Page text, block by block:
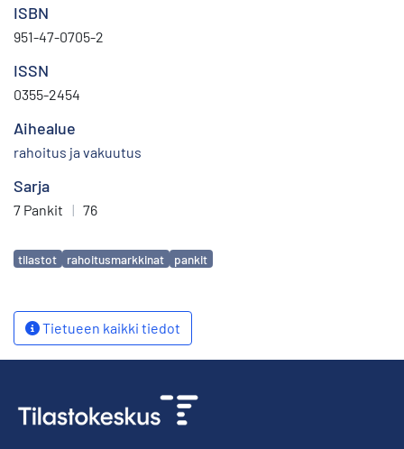
ISBN
951-47-0705-2
ISSN
0355-2454
Aihealue
rahoitus ja vakuutus
Sarja
7 Pankit | 76
Avainsanat
tilastot rahoitusmarkkinat pankit
Tietueen kaikki tiedot